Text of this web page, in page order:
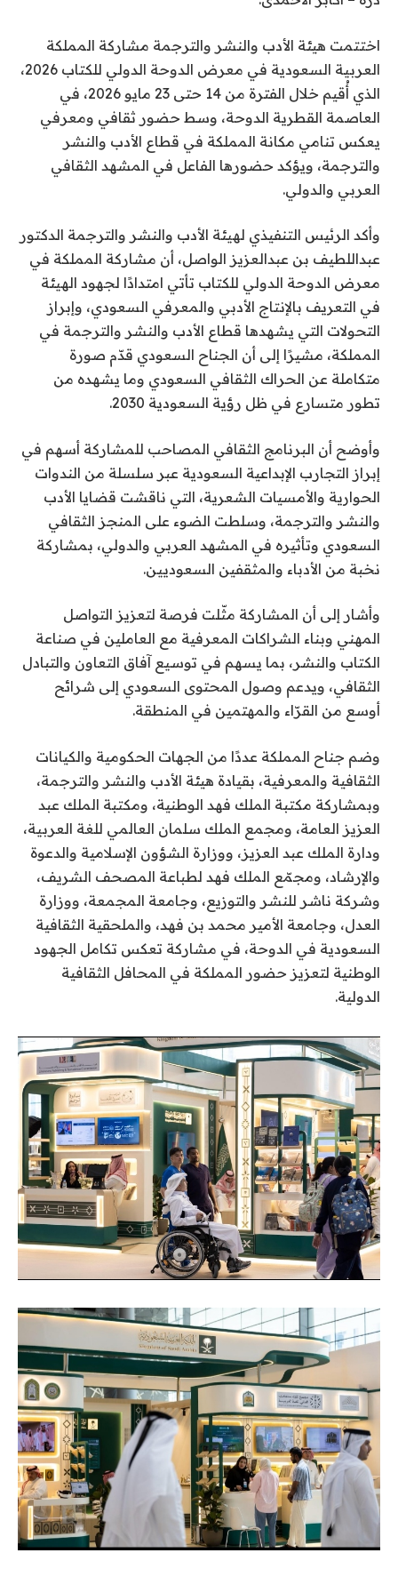
اختتمت هيئة الأدب والنشر والترجمة مشاركة المملكة
العربية السعودية في معرض الدوحة الدولي للكتاب 2026،
الذي أُقيم خلال الفترة من 14 حتى 23 مايو 2026، في
العاصمة القطرية الدوحة، وسط حضور ثقافي ومعرفي
يعكس تنامي مكانة المملكة في قطاع الأدب والنشر
والترجمة، ويؤكد حضورها الفاعل في المشهد الثقافي
العربي والدولي.
وأكد الرئيس التنفيذي لهيئة الأدب والنشر والترجمة الدكتور
عبداللطيف بن عبدالعزيز الواصل، أن مشاركة المملكة في
معرض الدوحة الدولي للكتاب تأتي امتدادًا لجهود الهيئة
في التعريف بالإنتاج الأدبي والمعرفي السعودي، وإبراز
التحولات التي يشهدها قطاع الأدب والنشر والترجمة في
المملكة، مشيرًا إلى أن الجناح السعودي قدّم صورة
متكاملة عن الحراك الثقافي السعودي وما يشهده من
تطور متسارع في ظل رؤية السعودية 2030.
وأوضح أن البرنامج الثقافي المصاحب للمشاركة أسهم في
إبراز التجارب الإبداعية السعودية عبر سلسلة من الندوات
الحوارية والأمسيات الشعرية، التي ناقشت قضايا الأدب
والنشر والترجمة، وسلطت الضوء على المنجز الثقافي
السعودي وتأثيره في المشهد العربي والدولي، بمشاركة
نخبة من الأدباء والمثقفين السعوديين.
وأشار إلى أن المشاركة مثّلت فرصة لتعزيز التواصل
المهني وبناء الشراكات المعرفية مع العاملين في صناعة
الكتاب والنشر، بما يسهم في توسيع آفاق التعاون والتبادل
الثقافي، ويدعم وصول المحتوى السعودي إلى شرائح
أوسع من القرّاء والمهتمين في المنطقة.
وضم جناح المملكة عددًا من الجهات الحكومية والكيانات
الثقافية والمعرفية، بقيادة هيئة الأدب والنشر والترجمة،
وبمشاركة مكتبة الملك فهد الوطنية، ومكتبة الملك عبد
العزيز العامة، ومجمع الملك سلمان العالمي للغة العربية،
ودارة الملك عبد العزيز، ووزارة الشؤون الإسلامية والدعوة
والإرشاد، ومجمّع الملك فهد لطباعة المصحف الشريف،
وشركة ناشر للنشر والتوزيع، وجامعة المجمعة، ووزارة
العدل، وجامعة الأمير محمد بن فهد، والملحقية الثقافية
السعودية في الدوحة، في مشاركة تعكس تكامل الجهود
الوطنية لتعزيز حضور المملكة في المحافل الثقافية
الدولية.